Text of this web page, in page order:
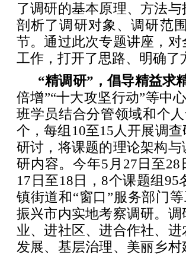
了调研的基本原理、方法
剖析了调研对象、调研范
节。通过此次专题讲座，
工作，打开了思路、明确了
“精调研”，倡导精益求精
倍增”“十大攻坚行动”等中
班学员结合分管领域和个
个，每组10至15人开展调
研讨，将课题的理论架构
研内容。今年5月27日至
17日至18日，8个课题组
镇街道和“窗口”服务部门
振兴市内实地考察调研。
业、进社区、进合作社、
发展、基层治理、美丽乡